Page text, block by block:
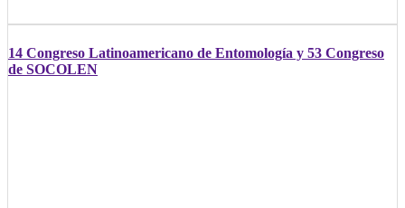
14 Congreso Latinoamericano de Entomología y 53 Congreso
de SOCOLEN